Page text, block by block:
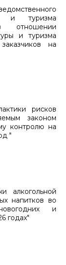
и туризма
в отношении
и туризма
на
рисков
законом
контролю на
"
алкогольной
напитков во
и
годах"